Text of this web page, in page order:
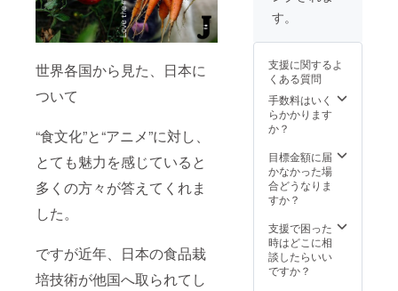
世界各国から見た、日本に
ついて
“食文化”と“アニメ”に対し、
とても魅力を感じていると
多くの方々が答えてくれま
した。
ですが近年、日本の食品栽
培技術が他国へ取られてし
送日を
で予定
となり
ます。
収穫量
状況に
が変更
になる
可能性
がござ
す。
す。
支援に関するよ
くある質問
手数料はいく
らかかります
か？
目標金額に届
かなかった場
合どうなりま
すか？
支援で困った
時はどこに相
談したらいい
ですか？